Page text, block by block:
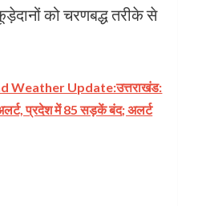
को चरणबद्ध तरीके से
Weather Update:उत्तराखंड:
प्रदेश में 85 सड़कें बंद; अलर्ट